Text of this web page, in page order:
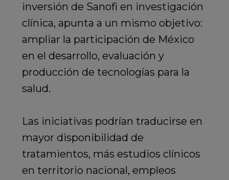
inversión de Sanofi en investigación
clínica, apunta a un mismo objetivo:
ampliar la participación de México
en el desarrollo, evaluación y
producción de tecnologías para la
salud.
Las iniciativas podrían traducirse en
mayor disponibilidad de
tratamientos, más estudios clínicos
en territorio nacional, empleos